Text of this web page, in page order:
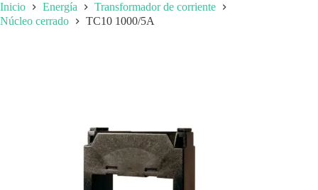
Inicio Energía
Transformador de corriente
Núcleo cerrado
TC10 1000/5A